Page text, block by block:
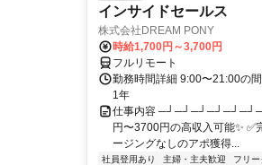
インサイドセールス
株式会社DREAM PONY
時給1,700円～3,700円
フルリモート
勤務時間詳細 9:00〜21:00の
1年
仕事内容
円〜3700円の高収入可能✨
ージングなしのアポ獲得...
社員登用あり 主婦・主夫歓迎 フリ